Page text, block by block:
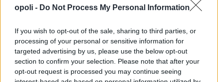
opoli - Do Not Process My Personal Information
If you wish to opt-out of the sale, sharing to third parties, or
processing of your personal or sensitive information for
targeted advertising by us, please use the below opt-out
section to confirm your selection. Please note that after your
opt-out request is processed you may continue seeing